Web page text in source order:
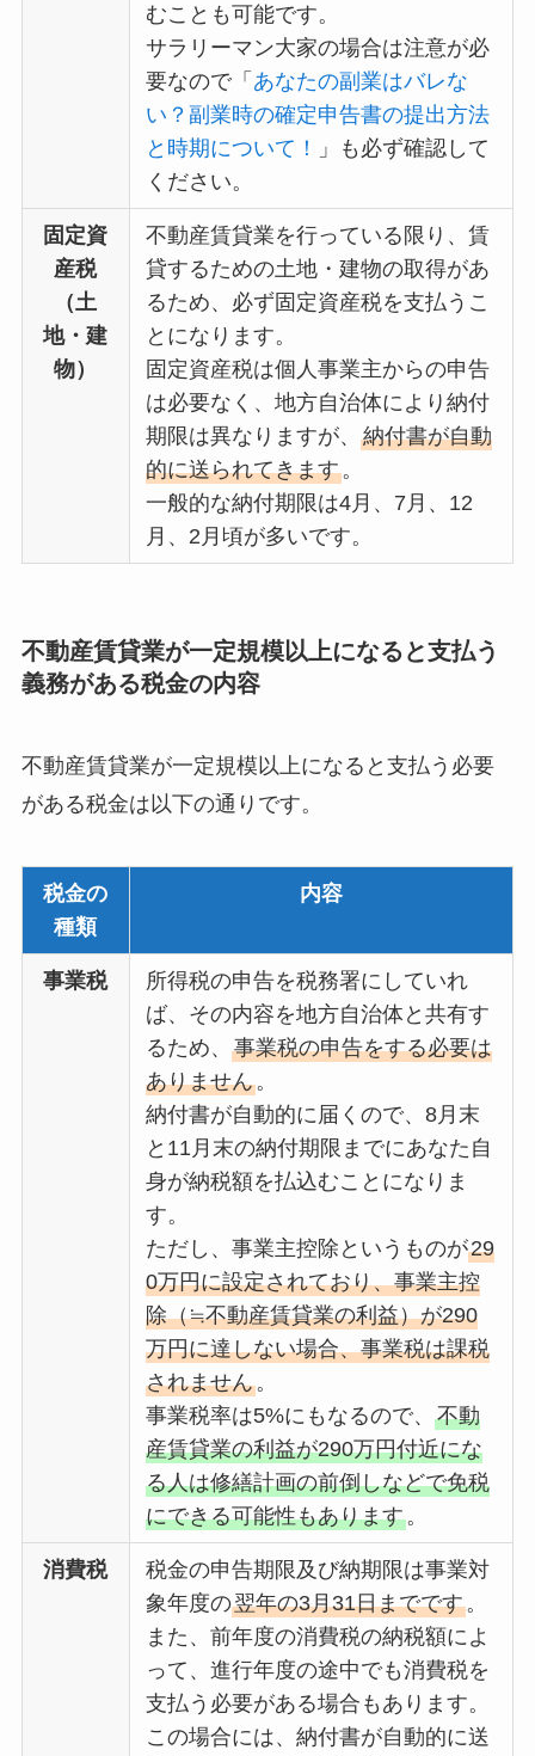
むことも可能です。
サラリーマン大家の場合は注意が必
要なので「 あなたの副業はバレな
い？副業時の確定申告書の提出方法
と時期について！
」も必ず確認して
ください。
固定資
産税
（土
地・建
物）
不動産賃貸業を行っている限り、賃
貸するための土地・建物の取得があ
るため、必ず固定資産税を支払うこ
とになります。
固定資産税は個人事業主からの申告
は必要なく、地方自治体により納付
期限は異なりますが、納付書が自動
的に送られてきます。
一般的な納付期限は4月、7月、12
月、2月頃が多いです。
不動産賃貸業が一定規模以上になると支払う
義務がある税金の内容
不動産賃貸業が一定規模以上になると支払う必要
がある税金は以下の通りです。
税金の
種類
内容
事業税
所得税の申告を税務署にしていれ
ば、その内容を地方自治体と共有す
るため、事業税の申告をする必要は
ありません。
納付書が自動的に届くので、8月末
と11月末の納付期限までにあなた自
身が納税額を払込むことになりま
す。
ただし、事業主控除というものが29
0万円に設定されており、事業主控
除（≒不動産賃貸業の利益）が290
万円に達しない場合、事業税は課税
されません。
事業税率は5%にもなるので、不動
産賃貸業の利益が290万円付近にな
る人は修繕計画の前倒しなどで免税
にできる可能性もあります。
消費税
税金の申告期限及び納期限は事業対
象年度の翌年の3月31日までです。
また、前年度の消費税の納税額によ
って、進行年度の途中でも消費税を
支払う必要がある場合もあります。
この場合には、納付書が自動的に送